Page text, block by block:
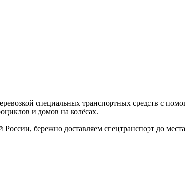
специальных транспортных средств с
и домов на колёсах.
бережно доставляем спецтранспорт до